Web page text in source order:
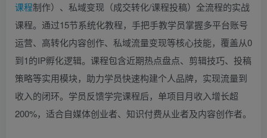
课程制作）、私域变现（成交转化/课程投稿）全流程的实战
课程。通过15节系统化教程，手把手教学员掌握多平台账号
运营、高转化内容创作、私域流量变现等核心技能，覆盖从0
到1的IP孵化逻辑。课程包含近期热点盘点、剪辑技巧、投稿
策略等实用模块，助力学员快速构建个人品牌，实现流量到
收入的闭环。学员反馈学完课程后，单项目月收入增长超
200%，适合自媒体创业者、知识付费从业者及内容创作者。